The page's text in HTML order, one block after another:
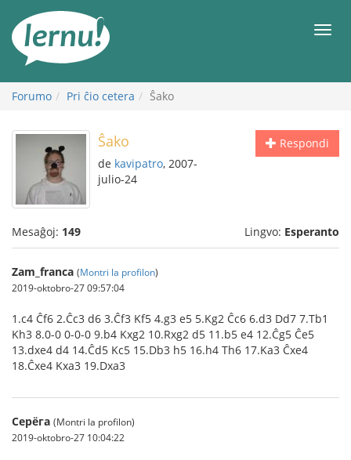
enhavo
Forumo Pri ĉio cetera Ŝako
Respondi
Ŝako
de kavipatro, 2007-
julio-24
Mesaĝoj: 149 Lingvo: Esperanto
Zam_franca (Montri la profilon)
2019-oktobro-27 09:57:04
1.c4 Ĉf6 2.Ĉc3 d6 3.Ĉf3 Kf5 4.g3 e5 5.Kg2 Ĉc6 6.d3 Dd7 7.Tb1
Kh3 8.0-0 0-0-0 9.b4 Kxg2 10.Rxg2 d5 11.b5 e4 12.Ĉg5 Ĉe5
13.dxe4 d4 14.Ĉd5 Kc5 15.Db3 h5 16.h4 Th6 17.Ka3 Ĉxe4
18.Ĉxe4 Kxa3 19.Dxa3
Серёга (Montri la profilon)
2019-oktobro-27 10:04:22